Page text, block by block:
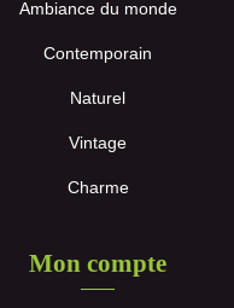
Ambiance du monde
Contemporain
Naturel
Vintage
Charme
Mon compte